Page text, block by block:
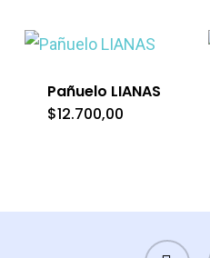
Pañuelo LIANAS
$12.700,00